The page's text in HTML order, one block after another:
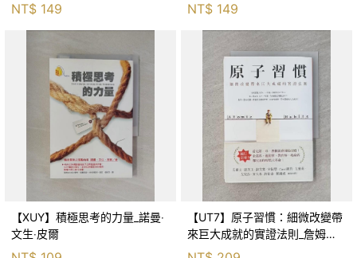
NT$ 149 NT$ 149
【XUY】積極思考的力量_諾曼‧
文生‧皮爾
【UT7】原子習慣：細微改變帶
來巨大成就的實證法則_詹姆斯‧
克利爾, 蔡世偉